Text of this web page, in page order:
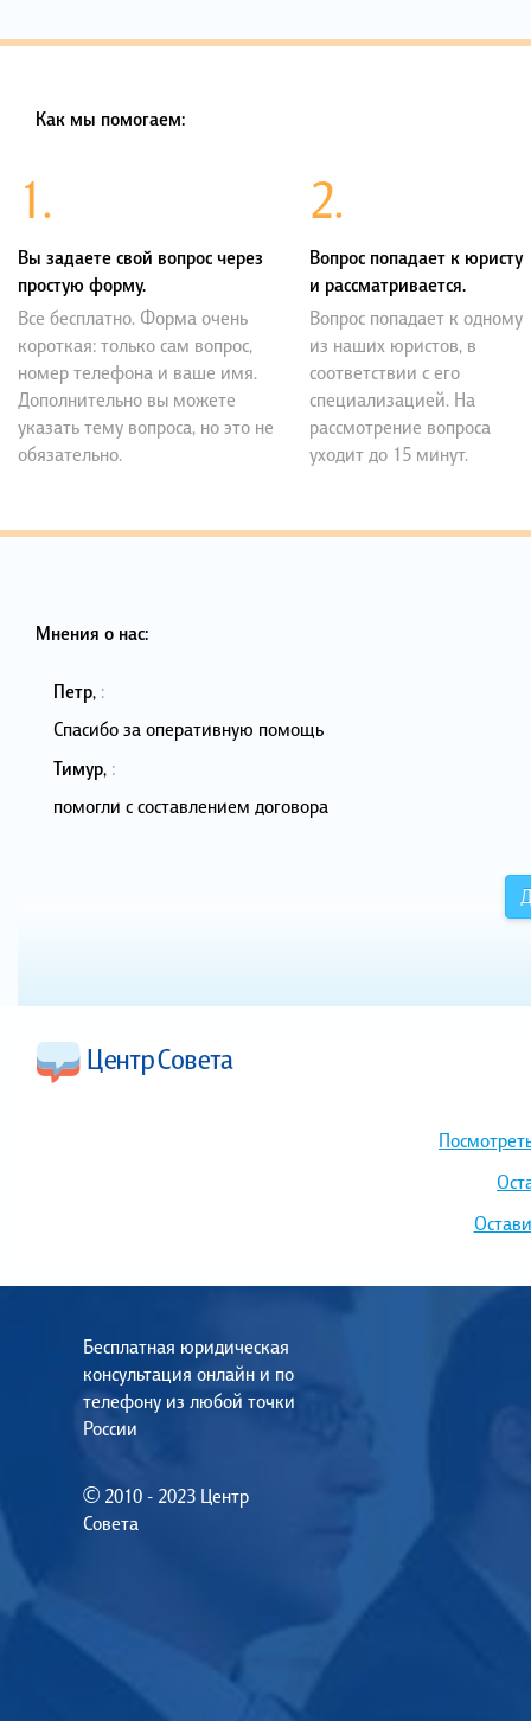
Как мы помогаем:
1.
Вы задаете свой вопрос через
простую форму.
Все бесплатно. Форма очень
короткая: только сам вопрос,
номер телефона и ваше имя.
Дополнительно вы можете
указать тему вопроса, но это не
обязательно.
2.
Вопрос попадает к юристу
и рассматривается.
Вопрос попадает к одному
из наших юристов, в
соответствии с его
специализацией. На
рассмотрение вопроса
уходит до 15 минут.
Мнения о нас:
Петр, :
Спасибо за оперативную помощь
Тимур, :
помогли с составлением договора
Бесплатная юридическая
консультация онлайн и по
телефону из любой точки
России
© 2010 - 2023 Центр
Совета